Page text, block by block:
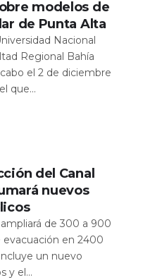
modelos de
de Punta Alta
Nacional
Regional Bahía
el 2 de diciembre
que...
del Canal
nuevos
de 300 a 900
evacuación en 2400
un nuevo
y el...